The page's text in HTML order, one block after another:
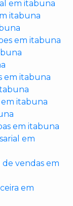
em itabuna
itabuna
em itabuna
em itabuna
itabuna
em itabuna
em
vendas em
em